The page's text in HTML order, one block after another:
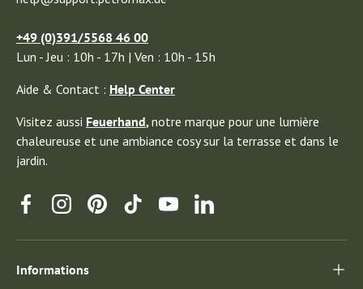
+49 (0)391/5568 46 00
Lun - Jeu : 10h - 17h | Ven : 10h - 15h
Aide & Contact : Help Center
Visitez aussi Feuerhand,notre marque pour une lumière
chaleureuse et une ambiance cosy sur la terrasse et dans le
jardin.
FacebookInstagramPinterestTikTokYouTubeLinkedin
Informations